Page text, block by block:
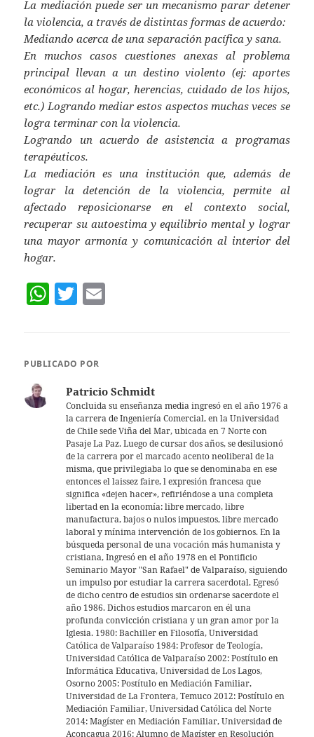
La mediación puede ser un mecanismo parar detener
la violencia, a través de distintas formas de acuerdo:
Mediando acerca de una separación pacífica y sana.
En muchos casos cuestiones anexas al problema
principal llevan a un destino violento (ej: aportes
económicos al hogar, herencias, cuidado de los hijos,
etc.) Logrando mediar estos aspectos muchas veces se
logra terminar con la violencia.
Logrando un acuerdo de asistencia a programas
terapéuticos.
La mediación es una institución que, además de
lograr la detención de la violencia, permite al
afectado reposicionarse en el contexto social,
recuperar su autoestima y equilibrio mental y lograr
una mayor armonía y comunicación al interior del
hogar.
W
s
T
er
PUBLICADO POR
Patricio Schmidt
Concluida su enseñanza media ingresó en el año 1976 a
la carrera de Ingeniería Comercial, en la Universidad
de Chile sede Viña del Mar, ubicada en 7 Norte con
Pasaje La Paz. Luego de cursar dos años, se desilusionó
de la carrera por el marcado acento neoliberal de la
misma, que privilegiaba lo que se denominaba en ese
entonces el laissez faire, l expresión francesa que
significa «dejen hacer», refiriéndose a una completa
libertad en la economía: libre mercado, libre
manufactura, bajos o nulos impuestos, libre mercado
laboral y mínima intervención de los gobiernos. En la
búsqueda personal de una vocación más humanista y
cristiana, Ingresó en el año 1978 en el Pontificio
Seminario Mayor "San Rafael" de Valparaíso, siguiendo
un impulso por estudiar la carrera sacerdotal. Egresó
de dicho centro de estudios sin ordenarse sacerdote el
año 1986. Dichos estudios marcaron en él una
profunda convicción cristiana y un gran amor por la
Iglesia. 1980: Bachiller en Filosofía, Universidad
Católica de Valparaíso 1984: Profesor de Teología,
Universidad Católica de Valparaíso 2002: Postítulo en
Informática Educativa, Universidad de Los Lagos,
Osorno 2005: Postítulo en Mediación Familiar,
Universidad de La Frontera, Temuco 2012: Postítulo en
Mediación Familiar, Universidad Católica del Norte
2014: Magíster en Mediación Familiar, Universidad de
Aconcagua 2016: Alumno de Magíster en Resolución